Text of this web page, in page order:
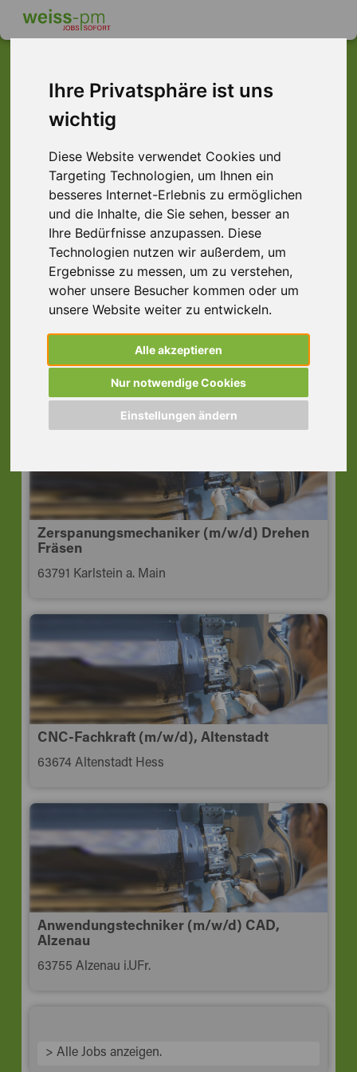
Ihre Privatsphäre ist uns
wichtig
Diese Website verwendet Cookies und
Targeting Technologien, um Ihnen ein
besseres Internet-Erlebnis zu ermöglichen
und die Inhalte, die Sie sehen, besser an
Ihre Bedürfnisse anzupassen. Diese
Technologien nutzen wir außerdem, um
Ergebnisse zu messen, um zu verstehen,
woher unsere Besucher kommen oder um
unsere Website weiter zu entwickeln.
Alle akzeptieren
Nur notwendige Cookies
Einstellungen ändern
Dieser Job ist leider
nicht mehr verfügbar ...
... aber vielleicht ist hier etwas dabei:
CNC-Dreher (m/w/d) Fanuc, Alzenau
63755 Alzenau i.UFr.
Zerspanungsmechaniker (m/w/d) Drehen
Fräsen
63791 Karlstein a. Main
CNC-Fachkraft (m/w/d), Altenstadt
63674 Altenstadt Hess
Anwendungstechniker (m/w/d) CAD,
Alzenau
63755 Alzenau i.UFr.
> Alle Jobs anzeigen.